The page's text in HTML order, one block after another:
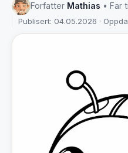
Forfatter Mathias • Far
Publisert: 04.05.2026 ·